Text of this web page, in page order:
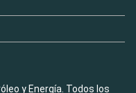
y Energía. Todos los